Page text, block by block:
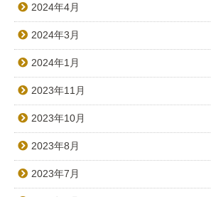
2024年4月
2024年3月
2024年1月
2023年11月
2023年10月
2023年8月
2023年7月